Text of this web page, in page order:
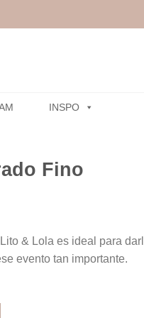
INSPO
Fino
& Lola es ideal para
evento tan importante.